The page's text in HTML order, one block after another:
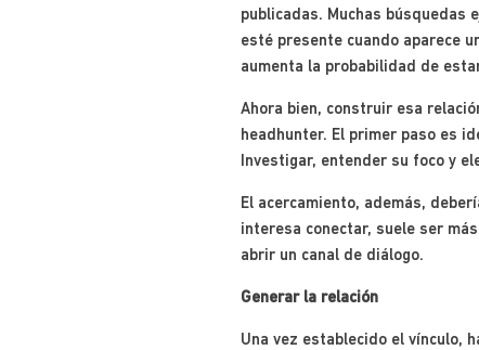
publicadas. Muchas búsquedas
esté presente cuando aparece
aumenta la probabilidad de
Ahora bien, construir esa
headhunter. El primer paso es
Investigar, entender su foco y
El acercamiento, además,
interesa conectar, suele ser
abrir un canal de diálogo.
Generar la relación
Una vez establecido el vínculo,